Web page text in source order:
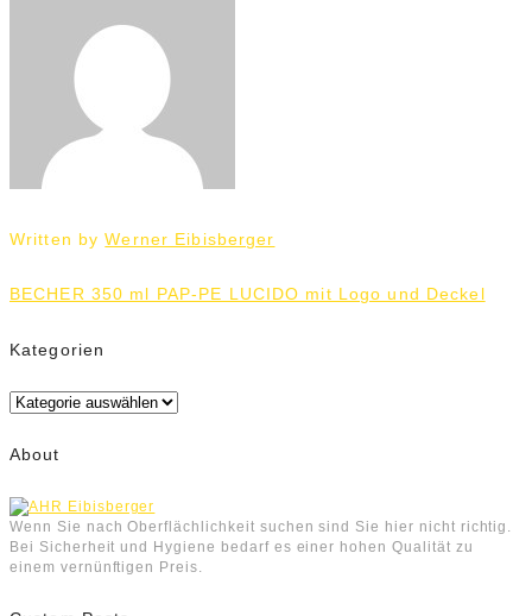
Written byWerner Eibisberger
Beitrags-
Navigation
BECHER 350 ml PAP-PE LUCIDO mit Logo und Deckel
Kategorien
Kategorien
About
Wenn Sie nach Oberflächlichkeit suchen sind Sie hier nicht richtig.
Bei Sicherheit und Hygiene bedarf es einer hohen Qualität zu
einem vernünftigen Preis.